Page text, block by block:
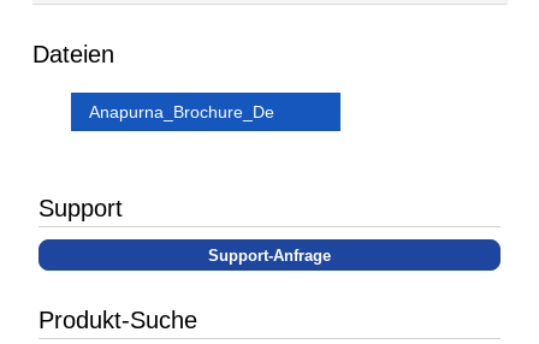
Dateien
Anapurna_Brochure_De
Support
Support-Anfrage
Produkt-Suche